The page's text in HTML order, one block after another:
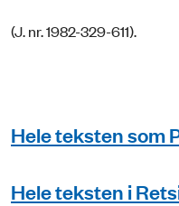
(J. nr. 1982-329-611).
Hele teksten som
Hele teksten i